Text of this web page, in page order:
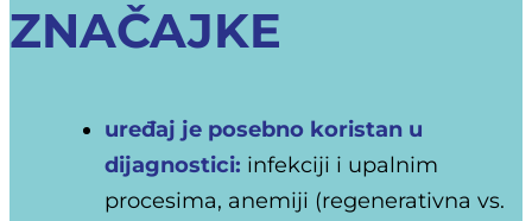
ZNAČAJKE
uređaj je posebno koristan u
dijagnostici: infekciji i upalnim
procesima, anemiji (regenerativna vs.